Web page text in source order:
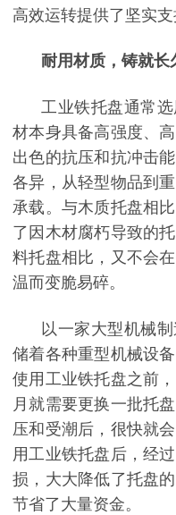
高效运转提供了坚实支
耐用材质，铸就长
工业铁托盘通常
材本身具备高强度、
出色的抗压和抗冲击
各异，从轻型物品到
承载。与木质托盘相
了因木材腐朽导致的
料托盘相比，又不会
温而变脆易碎。
以一家大型机械
储着各种重型机械设
使用工业铁托盘之前
月就需要更换一批托
压和受潮后，很快就
用工业铁托盘后，经
损，大大降低了托盘
节省了大量资金。